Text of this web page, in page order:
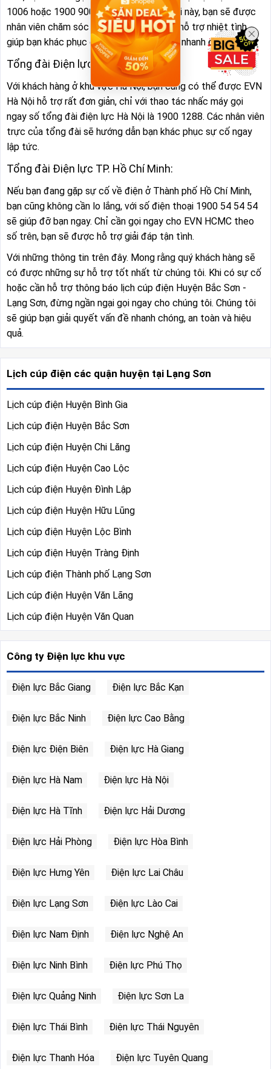
1006 hoặc 1900 9000. Với 2 số điện thoại này, bạn sẽ được
nhân viên chăm sóc khách hàng của EVN hỗ trợ nhiệt tình,
giúp bạn khác phục các vấn đề một cách nhanh chóng.
Tổng đài Điện lực Hà Nội:
Với khách hàng ở khu vực Hà Nội, bạn cũng có thể được EVN
Hà Nội hỗ trợ rất đơn giản, chỉ với thao tác nhấc máy gọi
ngay số tổng đài điện lực Hà Nội là 1900 1288. Các nhân viên
trực của tổng đài sẽ hướng dẫn bạn khác phục sự cố ngay
lập tức.
Tổng đài Điện lực TP. Hồ Chí Minh:
Nếu bạn đang gặp sự cố về điện ở Thành phố Hồ Chí Minh,
bạn cũng không cần lo lắng, với số điện thoại 1900 54 54 54
sẽ giúp đỡ bạn ngay. Chỉ cần gọi ngay cho EVN HCMC theo
số trên, bạn sẽ được hỗ trợ giải đáp tận tình.
Với những thông tin trên đây. Mong rằng quý khách hàng sẽ
có được những sự hỗ trợ tốt nhất từ chúng tôi. Khi có sự cố
hoặc cần hỗ trợ thông báo lịch cúp điện Huyện Bắc Sơn -
Lạng Sơn, đừng ngần ngại gọi ngay cho chúng tôi. Chúng tôi
sẽ giúp bạn giải quyết vấn đề nhanh chóng, an toàn và hiệu
quả.
Lịch cúp điện các quận huyện tại Lạng Sơn
Lịch cúp điện Huyện Bình Gia
Lịch cúp điện Huyện Bắc Sơn
Lịch cúp điện Huyện Chi Lăng
Lịch cúp điện Huyện Cao Lộc
Lịch cúp điện Huyện Đình Lập
Lịch cúp điện Huyện Hữu Lũng
Lịch cúp điện Huyện Lộc Bình
Lịch cúp điện Huyện Tràng Định
Lịch cúp điện Thành phố Lạng Sơn
Lịch cúp điện Huyện Văn Lãng
Lịch cúp điện Huyện Văn Quan
Công ty Điện lực khu vực
Điện lực Bắc Giang Điện lực Bắc Kạn
Điện lực Bắc Ninh Điện lực Cao Bằng
Điện lực Điện Biên Điện lực Hà Giang
Điện lực Hà Nam Điện lực Hà Nội
Điện lực Hà Tĩnh Điện lực Hải Dương
Điện lực Hải Phòng Điện lực Hòa Bình
Điện lực Hưng Yên Điện lực Lai Châu
Điện lực Lạng Sơn Điện lực Lào Cai
Điện lực Nam Định Điện lực Nghệ An
Điện lực Ninh Bình Điện lực Phú Thọ
Điện lực Quảng Ninh Điện lực Sơn La
Điện lực Thái Bình Điện lực Thái Nguyên
Điện lực Thanh Hóa Điện lực Tuyên Quang